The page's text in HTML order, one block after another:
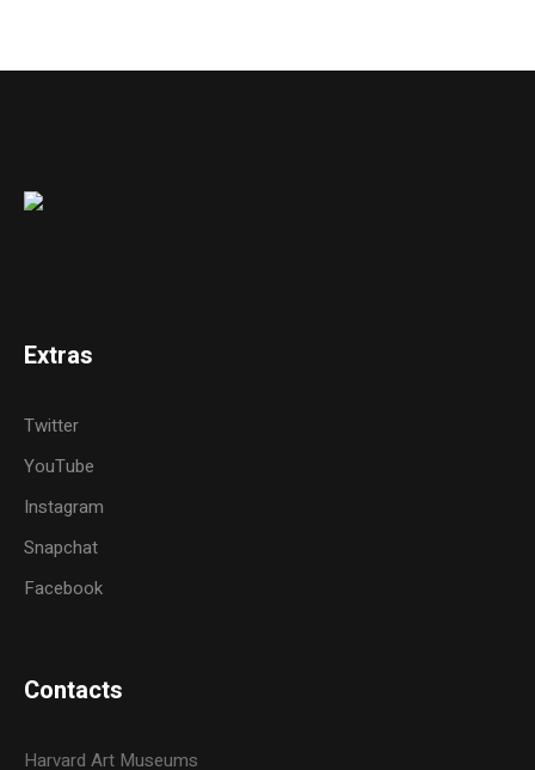
Extras
Twitter
YouTube
Instagram
Snapchat
Facebook
Contacts
Harvard Art Museums